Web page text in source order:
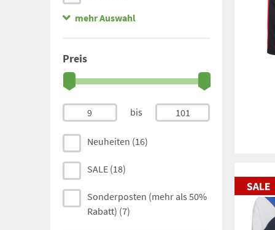
Joola (7)
Victas(7)
mehr Auswahl
Preis
9 bis 101
Neuheiten (16)
SALE (18)
Sonderposten (mehr als 50%
Rabatt) (7)